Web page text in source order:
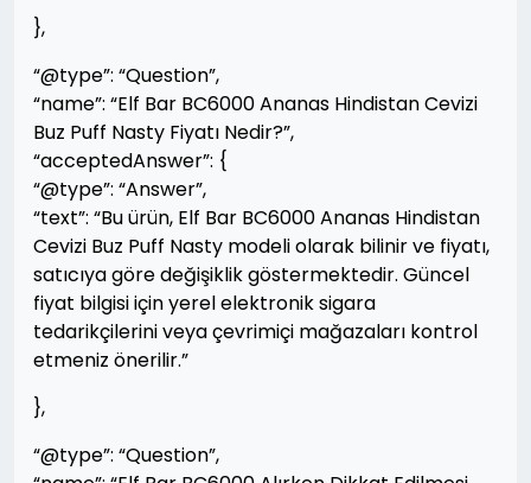
},
“@type”: “Question”,
“name”: “Elf Bar BC6000 Ananas Hindistan Cevizi
Buz Puff Nasty Fiyatı Nedir?”,
“acceptedAnswer”: {
“@type”: “Answer”,
“text”: “Bu ürün, Elf Bar BC6000 Ananas Hindistan
Cevizi Buz Puff Nasty modeli olarak bilinir ve fiyatı,
satıcıya göre değişiklik göstermektedir. Güncel
fiyat bilgisi için yerel elektronik sigara
tedarikçilerini veya çevrimiçi mağazaları kontrol
etmeniz önerilir.”
},
“@type”: “Question”,